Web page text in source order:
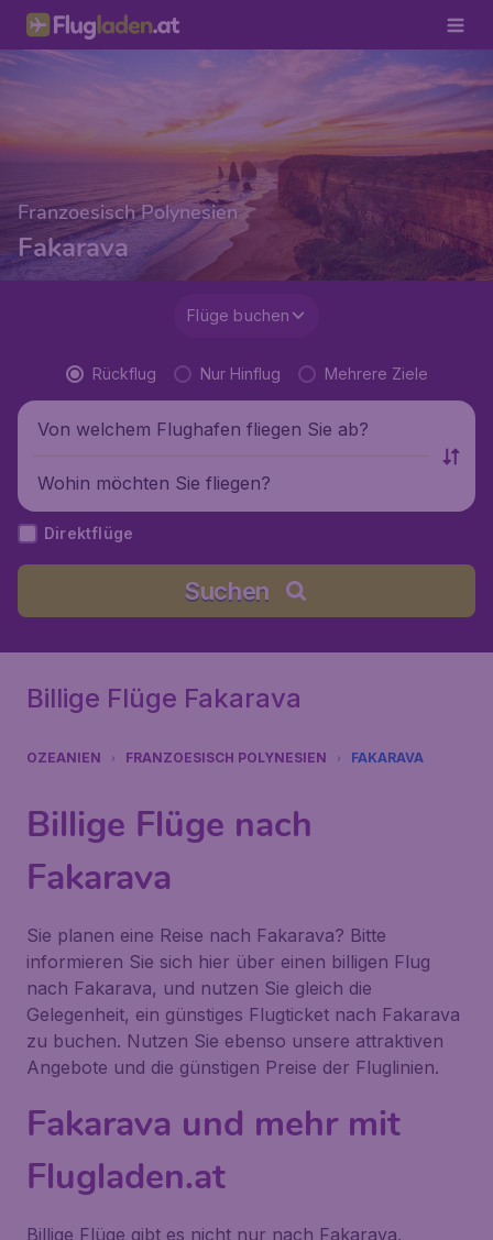
Franzoesisch Polynesien
Fakarava
Flüge buchen
Rückflug Nur Hinflug Mehrere Ziele
Von welchem Flughafen fliegen Sie ab?
Wohin möchten Sie fliegen?
Direktflüge
Suchen
Billige Flüge Fakarava
OZEANIEN FRANZOESISCH POLYNESIEN FAKARAVA
Billige Flüge nach
Fakarava
Sie planen eine Reise nach Fakarava? Bitte
informieren Sie sich hier über einen billigen Flug
nach Fakarava, und nutzen Sie gleich die
Gelegenheit, ein günstiges Flugticket nach Fakarava
zu buchen. Nutzen Sie ebenso unsere attraktiven
Angebote und die günstigen Preise der Fluglinien.
Fakarava und mehr mit
Flugladen.at
Billige Flüge gibt es nicht nur nach Fakarava.